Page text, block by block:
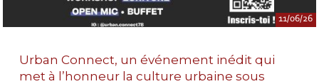
11/06/26
Urban Connect, un événement inédit qui
met à l’honneur la culture urbaine sous